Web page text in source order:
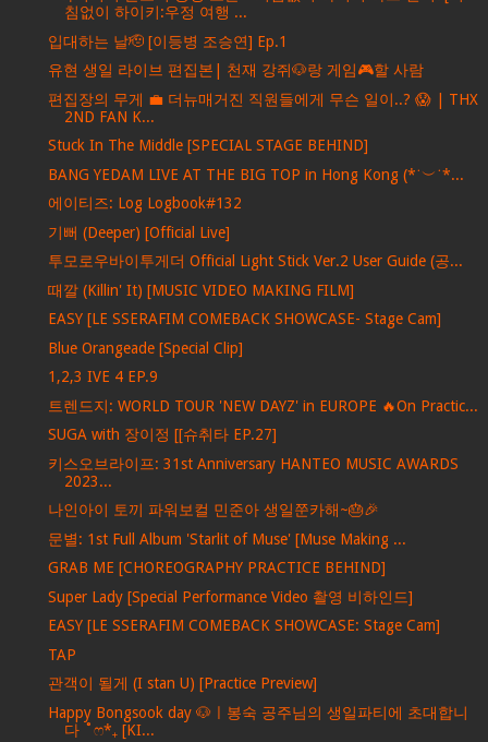
침없이 하이키:우정 여행 ...
입대하는 날🫡 [이등병 조승연] Ep.1
유현 생일 라이브 편집본| 천재 강쥐🐶랑 게임🎮할 사람
편집장의 무게 💼 더뉴매거진 직원들에게 무슨 일이..? 😱 | THX
2ND FAN K...
Stuck In The Middle [SPECIAL STAGE BEHIND]
BANG YEDAM LIVE AT THE BIG TOP in Hong Kong (*˙︶˙*...
에이티즈: Log Logbook#132
기뻐 (Deeper) [Official Live]
투모로우바이투게더 Official Light Stick Ver.2 User Guide (공...
때깔 (Killin' It) [MUSIC VIDEO MAKING FILM]
EASY [LE SSERAFIM COMEBACK SHOWCASE- Stage Cam]
Blue Orangeade [Special Clip]
1,2,3 IVE 4 EP.9
트렌드지: WORLD TOUR 'NEW DAYZ' in EUROPE 🔥On Practic...
SUGA with 장이정 [[슈취타 EP.27]
키스오브라이프: 31st Anniversary HANTEO MUSIC AWARDS
2023...
나인아이 토끼 파워보컬 민준아 생일쭌카해~🎂🎉
문별: 1st Full Album 'Starlit of Muse' [Muse Making ...
GRAB ME [CHOREOGRAPHY PRACTICE BEHIND]
Super Lady [Special Performance Video 촬영 비하인드]
EASY [LE SSERAFIM COMEBACK SHOWCASE: Stage Cam]
TAP
관객이 될게 (I stan U) [Practice Preview]
Happy Bongsook day 🐶ㅣ봉숙 공주님의 생일파티에 초대합니
다 ˚ෆ*₊ [KI...